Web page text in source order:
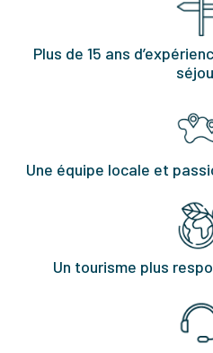
Plus de 15 ans
Une équipe locale et
Un tourisme plus